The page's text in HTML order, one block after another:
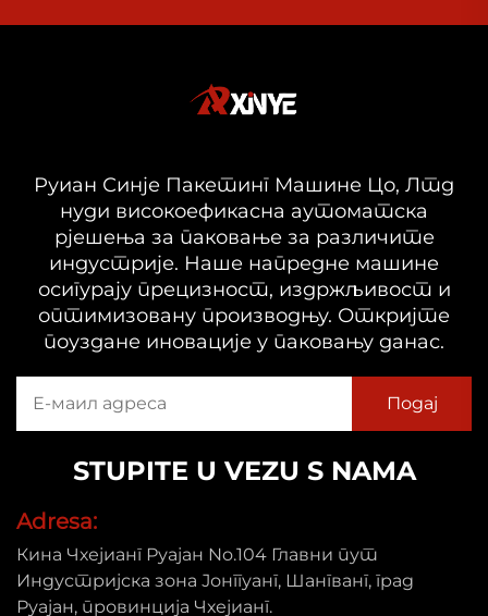
Руиан Синје Пакетинг Машине Цо, Лтд
нуди високоефикасна аутоматска
рјешења за паковање за различите
индустрије. Наше напредне машине
осигурају прецизност, издржљивост и
оптимизовану производњу. Откријте
поуздане иновације у паковању данас.
STUPITE U VEZU S NAMA
Adresa:
Кина Чхејианг Руајан No.104 Главни пут
Индустријска зона Јонггуанг, Шангванг, град
Руајан, провинција Чхејианг.